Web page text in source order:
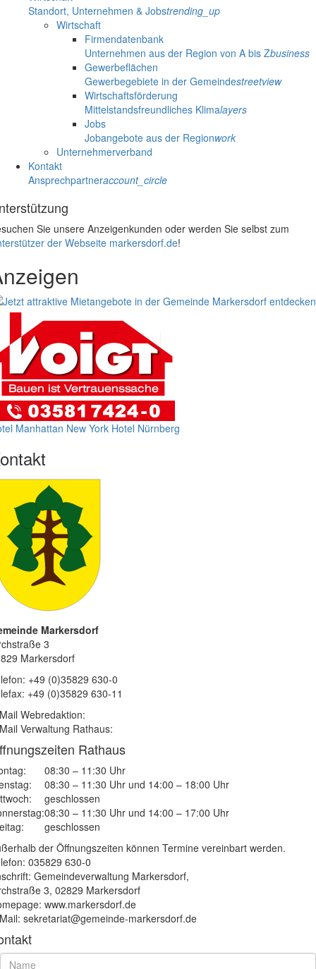
Standort, Unternehmen & Jobstrending_up
Wirtschaft
Firmendatenbank
Unternehmen aus der Region von A bis Zbusiness
Gewerbeflächen
Gewerbegebiete in der Gemeindestreetview
Wirtschaftsförderung
Mittelstandsfreundliches Klimalayers
Jobs
Jobangebote aus der Regionwork
Unternehmerverband
Kontakt
Ansprechpartneraccount_circle
Sie unsere Anzeigenkunden oder werden Sie selbst zum
der Webseite markersdorf.de!
Manhattan New York Hotel Nürnberg
Markersdorf
3
Markersdorf
+49 (0)35829 630-0
+49 (0)35829 630-11
Webredaktion:
Verwaltung Rathaus:
Rathaus
08:30 – 11:30 Uhr
08:30 – 11:30 Uhr und 14:00 – 18:00 Uhr
geschlossen
08:30 – 11:30 Uhr und 14:00 – 17:00 Uhr
geschlossen
der Öffnungszeiten können Termine vereinbart werden.
035829 630-0
Gemeindeverwaltung Markersdorf,
3, 02829 Markersdorf
www.markersdorf.de
sekretariat@gemeinde-markersdorf.de